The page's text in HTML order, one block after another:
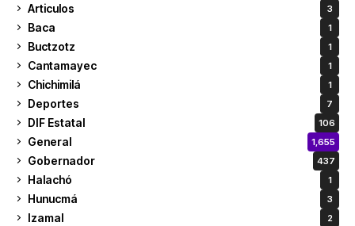
Articulos 3
Baca 1
Buctzotz 1
Cantamayec 1
Chichimilá 1
Deportes 7
DIF Estatal 106
General 1,655
Gobernador 437
Halachó 1
Hunucmá 3
Izamal 2